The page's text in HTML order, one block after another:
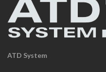
ATD System